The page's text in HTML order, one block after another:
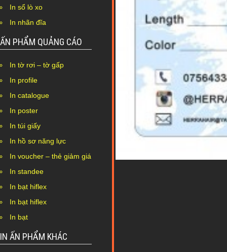
In sổ lò xo
In nhãn đĩa
ẤN PHẨM QUẢNG CÁO
In tờ rơi – tờ gấp
In profile
In catalogue
In poster
In túi giấy
In hồ sơ năng lực
In voucher – thẻ giảm giá
In standee
In bạt hiflex
In bạt hiflex
In bạt
IN ẤN PHẨM KHÁC